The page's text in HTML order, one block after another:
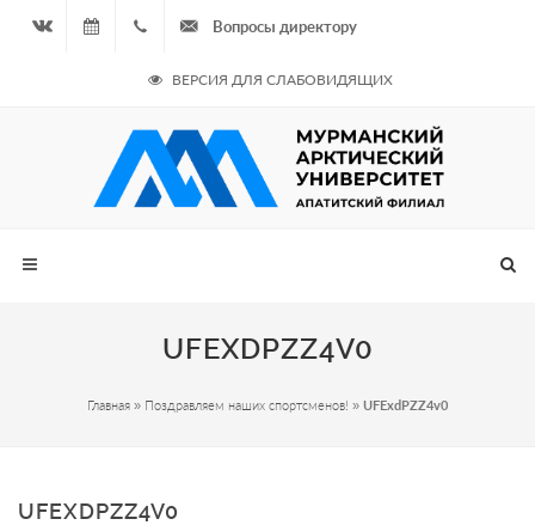
09.08.2026
- Чётная
неделя
964
687
Вопросы директору
ВЕРСИЯ ДЛЯ СЛАБОВИДЯЩИХ
UFEXDPZZ4V0
Главная » Поздравляем наших спортсменов! » UFExdPZZ4v0
UFEXDPZZ4V0